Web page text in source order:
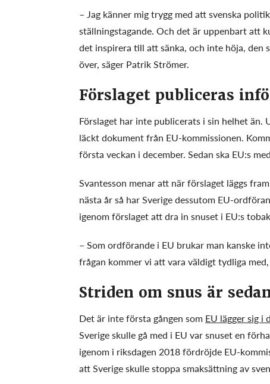
– Jag känner mig trygg med att svenska
ställningstagande. Och det är uppenbart att
det inspirera till att sänka, och inte höja, den
över, säger Patrik Strömer.
Förslaget publiceras
Förslaget har inte publicerats i sin helhet än.
läckt dokument från EU-kommissionen.
första veckan i december. Sedan ska EU:s
Svantesson menar att när förslaget läggs
nästa år så har Sverige dessutom EU-
igenom förslaget att dra in snuset i EU:s
– Som ordförande i EU brukar man kanske
frågan kommer vi att vara väldigt tydliga med,
Striden om snus är
Det är inte första gången som EU lägger sig i
Sverige skulle gå med i EU var snuset en
igenom i riksdagen 2018 fördröjde EU-
att Sverige skulle stoppa smaksättning av